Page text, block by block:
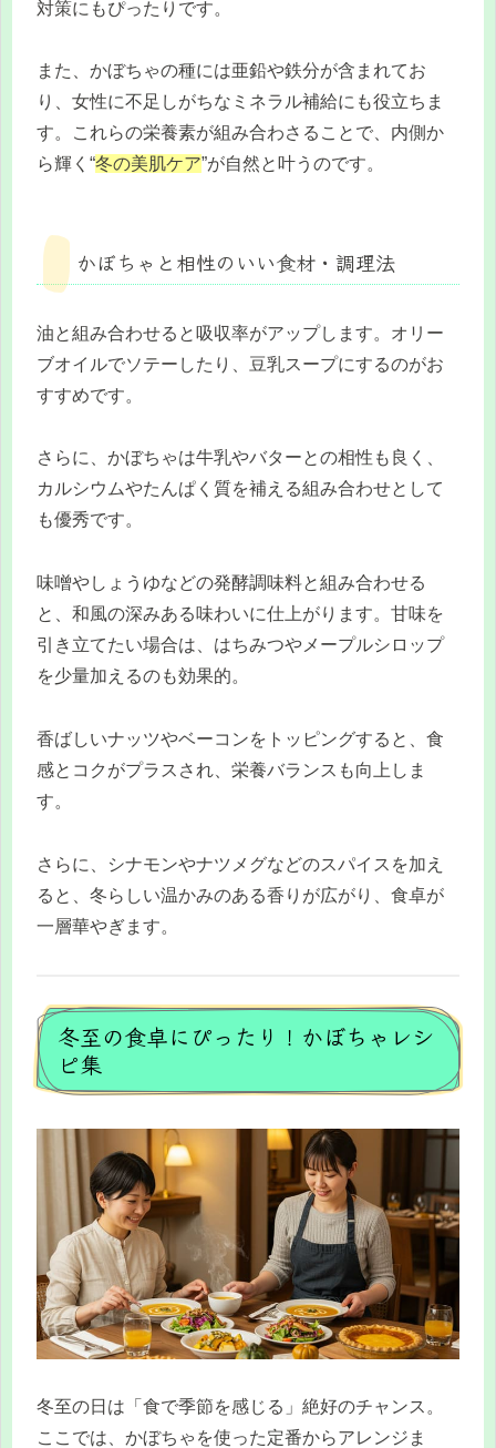
対策にもぴったりです。
また、かぼちゃの種には亜鉛や鉄分が含まれてお
り、女性に不足しがちなミネラル補給にも役立ちま
す。これらの栄養素が組み合わさることで、内側か
ら輝く“冬の美肌ケア”が自然と叶うのです。
かぼちゃと相性のいい食材・調理法
油と組み合わせると吸収率がアップします。オリー
ブオイルでソテーしたり、豆乳スープにするのがお
すすめです。
さらに、かぼちゃは牛乳やバターとの相性も良く、
カルシウムやたんぱく質を補える組み合わせとして
も優秀です。
味噌やしょうゆなどの発酵調味料と組み合わせる
と、和風の深みある味わいに仕上がります。甘味を
引き立てたい場合は、はちみつやメープルシロップ
を少量加えるのも効果的。
香ばしいナッツやベーコンをトッピングすると、食
感とコクがプラスされ、栄養バランスも向上しま
す。
さらに、シナモンやナツメグなどのスパイスを加え
ると、冬らしい温かみのある香りが広がり、食卓が
一層華やぎます。
冬至の食卓にぴったり！かぼちゃレシ
ピ集
冬至の日は「食で季節を感じる」絶好のチャンス。
ここでは、かぼちゃを使った定番からアレンジま